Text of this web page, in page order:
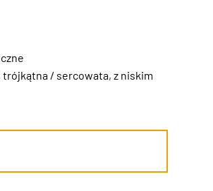
trójkątna / sercowata, z niskim